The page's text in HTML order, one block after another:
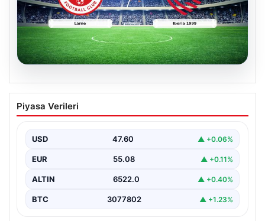
04.08.2026
(Özet) Larne – Iberia 1999 Maçı Özeti
ve Tüm Önemli Anları
Piyasa Verileri
USD 47.60 ▲ +0.06%
EUR 55.08 ▲ +0.11%
ALTIN 6522.0 ▲ +0.40%
BTC 3077802 ▲ +1.23%